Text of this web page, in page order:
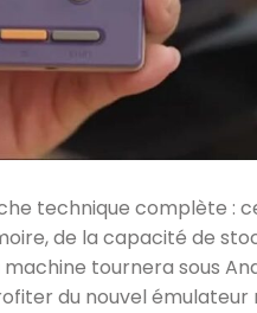
technique complète :
de la capacité de
tournera sous
du nouvel